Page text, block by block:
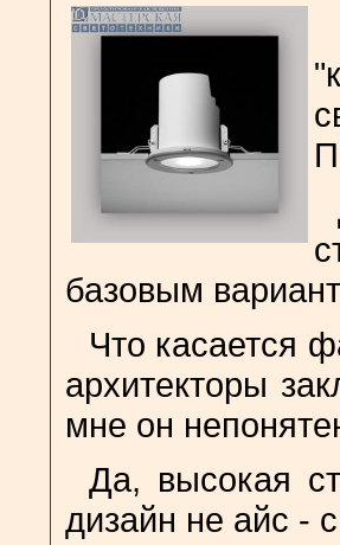
базовым
Что касается
архитекторы
мне он
Да, высокая
дизайн не айс -